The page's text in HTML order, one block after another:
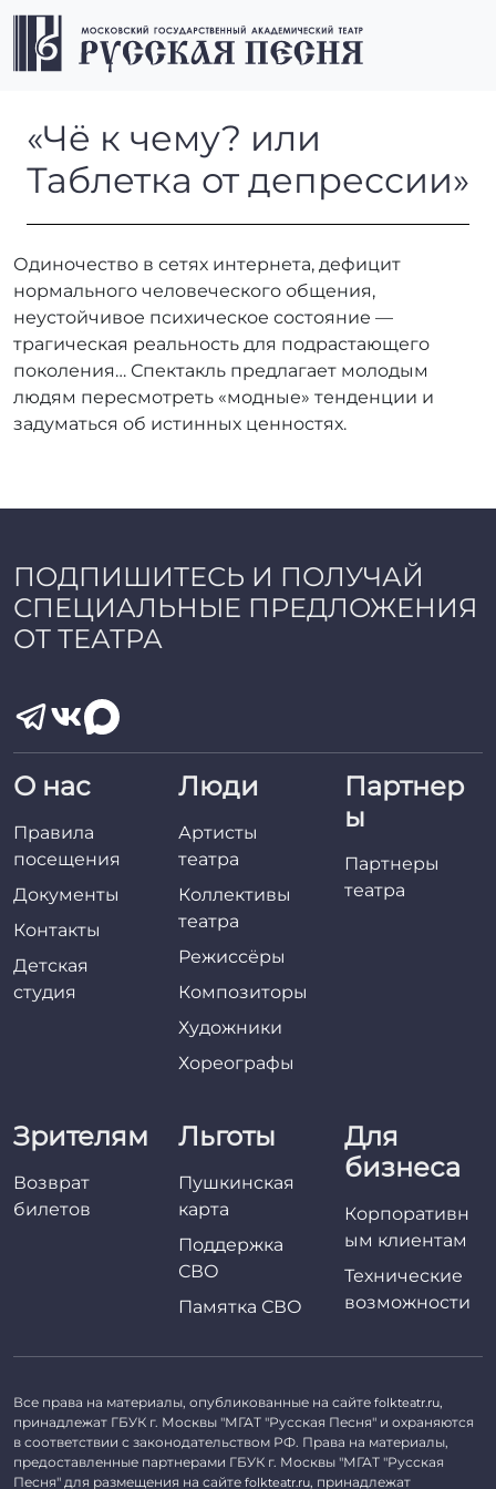
Перейти к содержимому
Перейти к футеру
«Чё к чему? или Таблетка
«Чё к чему? или
Таблетка от депрессии»
Одиночество в сетях интернета, дефицит
нормального человеческого общения,
неустойчивое психическое состояние —
трагическая реальность для подрастающего
поколения… Спектакль предлагает молодым
людям пересмотреть «модные» тенденции и
задуматься об истинных ценностях.
ПОДПИШИТЕСЬ И ПОЛУЧАЙ
СПЕЦИАЛЬНЫЕ ПРЕДЛОЖЕНИЯ
ОТ ТЕАТРА
О нас
Правила
посещения
Документы
Контакты
Детская
студия
Люди
Артисты
театра
Коллективы
театра
Режиссёры
Композиторы
Художники
Хореографы
Партнер
ы
Партнеры
театра
Зрителям
Возврат
билетов
Льготы
Пушкинская
карта
Поддержка
СВО
Памятка СВО
Для
бизнеса
Корпоративн
ым клиентам
Технические
возможности
Все права на материалы, опубликованные на сайте folkteatr.ru,
принадлежат ГБУК г. Москвы "МГАТ "Русская Песня" и охраняются
в соответствии с законодательством РФ. Права на материалы,
предоставленные партнерами ГБУК г. Москвы "МГАТ "Русская
Песня" для размещения на сайте folkteatr.ru, принадлежат